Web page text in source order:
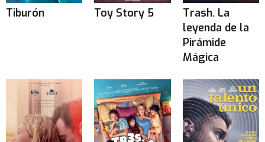
Tiburón Toy Story 5
Trash. La
leyenda de la
Pirámide
Mágica